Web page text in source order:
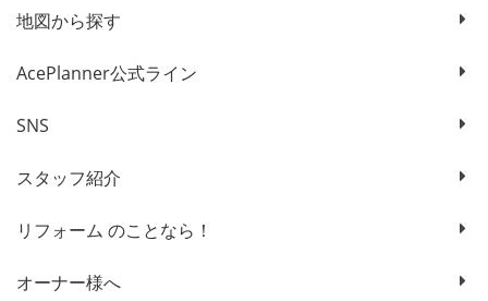
地図から探す
AcePlanner公式ライン
SNS
スタッフ紹介
リフォーム のことなら！
オーナー様へ